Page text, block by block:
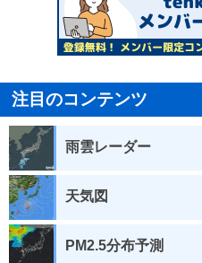
注目のコンテンツ
雨雲レーダー
天気図
PM2.5分布予測